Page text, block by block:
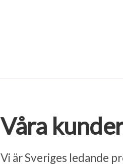
Våra
Vi är Sveriges ledande